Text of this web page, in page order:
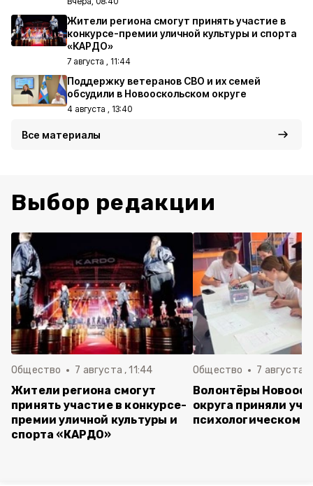
Жители региона смогут принять участие в
конкурсе-премии уличной культуры и спорта
«КАРДО»
7 августа , 11:44
Поддержку ветеранов СВО и их семей
обсудили в Новооскольском округе
4 августа , 13:40
Все материалы
Выбор редакции
Общество 7 августа , 11:44
Жители региона смогут
принять участие в конкурсе-
премии уличной культуры и
спорта «КАРДО»
Общество 7 августа ,
Волонтёры
округа приняли
психологическом